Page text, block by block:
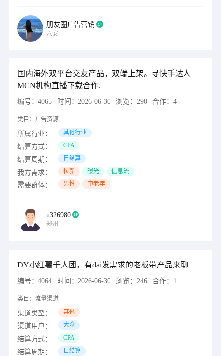
朋友圈广告营销
六安
国内海外双平台交友产品，双端上架。寻快手达人
MCN机构直播下载合作.
编号： 4065 时间： 2026-06-30 浏览： 290 合作： 4
类目： 广告资源
所属行业： 其他行业
结算方式： CPA
结算周期： 日结算
我方需求： 拉新 曝光 信息流
需要群体： 男性 中老年
u326980
郑州
DY小红薯千人团，有dai发需求的老板带产品来聊
编号： 4064 时间： 2026-06-30 浏览： 246 合作： 1
类目： 流量渠道
渠道类型： 其他
渠道用户： 大众
结算方式： CPA
结算周期： 日结算